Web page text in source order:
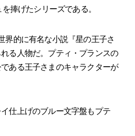
捧げたシリーズである。
界的に有名な小説『星の王子さ
る人物だ。プティ・プランスの
ある王子さまのキャラクターが
仕上げのブルー文字盤もプテ